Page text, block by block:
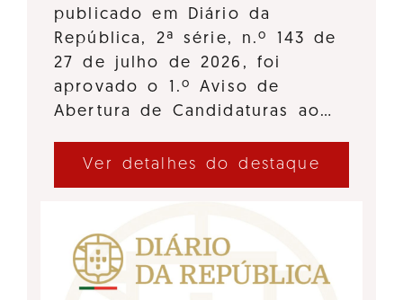
publicado em Diário da
República, 2ª série, n.º 143 de
27 de julho de 2026, foi
aprovado o 1.º Aviso de
Abertura de Candidaturas ao…
Ver detalhes do destaque